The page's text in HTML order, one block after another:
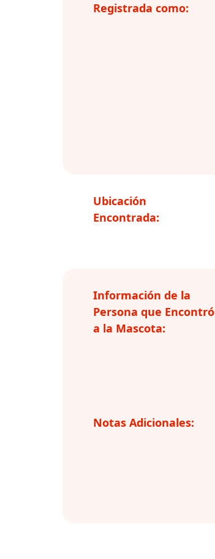
Registrada como:
Ubicación
Encontrada:
Información de la
Persona que Encontró
a la Mascota:
Notas Adicionales: